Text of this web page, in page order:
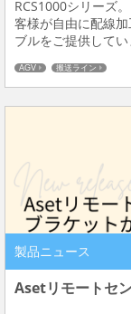
RCS1000シリーズ
客様が自由に配線
ブルをご提供して
ルをラインナップに
AGV 搬送ライン
製品ニュース
Asetリモートセ